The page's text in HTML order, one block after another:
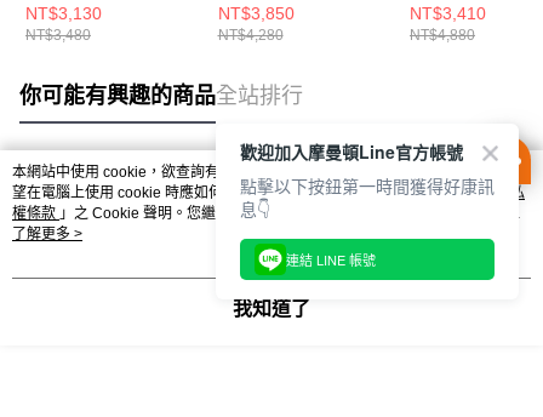
NT$3,130
NT$3,480
NT$3,850
NT$4,280
U20106WB-D
NT$3,410
NT$4,880
你可能有興趣的商品全站排行
熱門標籤
本網站中使用 cookie，欲查詢有關本網站使用 cookie 方式之詳情，及若您不希
望在電腦上使用 cookie 時應如何變更電腦的 cookie 設定，請參閱本網站「
隱私
權條款 」之 Cookie 聲明。您繼續使用本網站即表示您同意本公司得按本網站使
用條款之 Cookie 聲明使用 cookie。
了解更多 >
我知道了
歡迎加入摩曼頓Line官方帳號
點擊以下按鈕第一時間獲得好康訊
息👇
連結 LINE 帳號